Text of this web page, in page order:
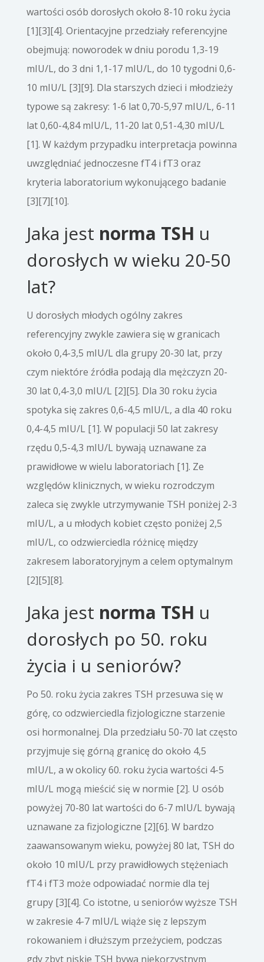
wartości osób dorosłych około 8-10 roku życia
[1][3][4]. Orientacyjne przedziały referencyjne
obejmują: noworodek w dniu porodu 1,3-19
mIU/L, do 3 dni 1,1-17 mIU/L, do 10 tygodni 0,6-
10 mIU/L [3][9]. Dla starszych dzieci i młodzieży
typowe są zakresy: 1-6 lat 0,70-5,97 mIU/L, 6-11
lat 0,60-4,84 mIU/L, 11-20 lat 0,51-4,30 mIU/L
[1]. W każdym przypadku interpretacja powinna
uwzględniać jednoczesne fT4 i fT3 oraz
kryteria laboratorium wykonującego badanie
[3][7][10].
Jaka jest norma TSH u
dorosłych w wieku 20-50
lat?
U dorosłych młodych ogólny zakres
referencyjny zwykle zawiera się w granicach
około 0,4-3,5 mIU/L dla grupy 20-30 lat, przy
czym niektóre źródła podają dla mężczyzn 20-
30 lat 0,4-3,0 mIU/L [2][5]. Dla 30 roku życia
spotyka się zakres 0,6-4,5 mIU/L, a dla 40 roku
0,4-4,5 mIU/L [1]. W populacji 50 lat zakresy
rzędu 0,5-4,3 mIU/L bywają uznawane za
prawidłowe w wielu laboratoriach [1]. Ze
względów klinicznych, w wieku rozrodczym
zaleca się zwykle utrzymywanie TSH poniżej 2-3
mIU/L, a u młodych kobiet często poniżej 2,5
mIU/L, co odzwierciedla różnicę między
zakresem laboratoryjnym a celem optymalnym
[2][5][8].
Jaka jest norma TSH u
dorosłych po 50. roku
życia i u seniorów?
Po 50. roku życia zakres TSH przesuwa się w
górę, co odzwierciedla fizjologiczne starzenie
osi hormonalnej. Dla przedziału 50-70 lat często
przyjmuje się górną granicę do około 4,5
mIU/L, a w okolicy 60. roku życia wartości 4-5
mIU/L mogą mieścić się w normie [2]. U osób
powyżej 70-80 lat wartości do 6-7 mIU/L bywają
uznawane za fizjologiczne [2][6]. W bardzo
zaawansowanym wieku, powyżej 80 lat, TSH do
około 10 mIU/L przy prawidłowych stężeniach
fT4 i fT3 może odpowiadać normie dla tej
grupy [3][4]. Co istotne, u seniorów wyższe TSH
w zakresie 4-7 mIU/L wiąże się z lepszym
rokowaniem i dłuższym przeżyciem, podczas
gdy zbyt niskie TSH bywa niekorzystnym